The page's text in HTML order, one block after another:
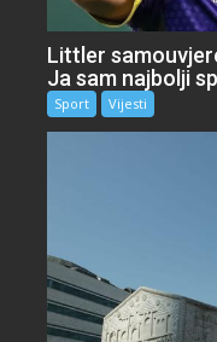
Littler
Ja sam najbolji
Sport Vijesti